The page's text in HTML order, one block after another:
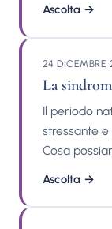
Proviamo a
completa su
sull'ADHD
Interventi su
Ascolta →
24 DICEMBRE
La
Il periodo
stressante e
Cosa
Facci:
Ascolta →